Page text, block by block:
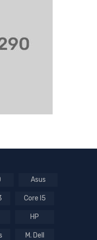
Asus
Core I5
HP
M. Dell